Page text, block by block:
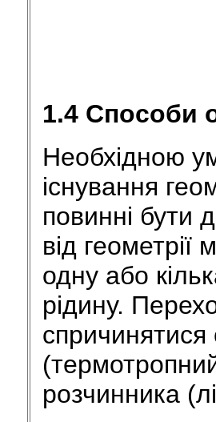
1.4 Способи
Необхідною
існування
повинні бути
від
одну або
рідину.
розчинника